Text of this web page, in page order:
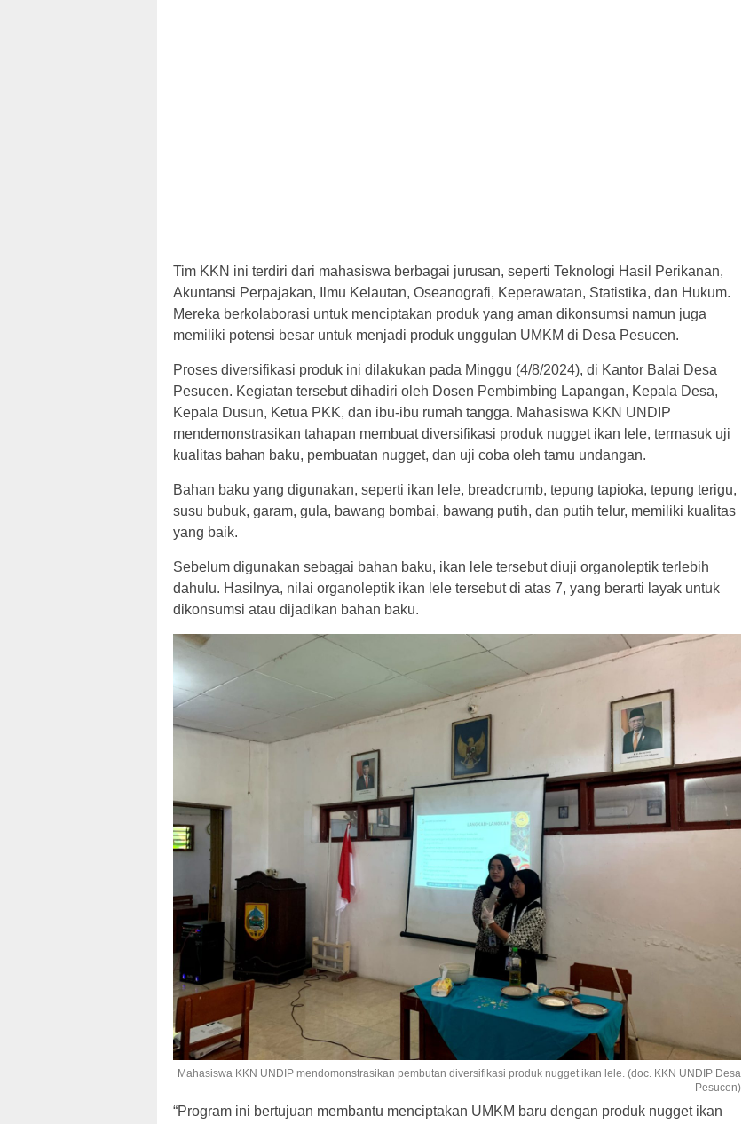
Tim KKN ini terdiri dari mahasiswa berbagai jurusan, seperti Teknologi Hasil Perikanan,
Akuntansi Perpajakan, Ilmu Kelautan, Oseanografi, Keperawatan, Statistika, dan Hukum.
Mereka berkolaborasi untuk menciptakan produk yang aman dikonsumsi namun juga
memiliki potensi besar untuk menjadi produk unggulan UMKM di Desa Pesucen.
Proses diversifikasi produk ini dilakukan pada Minggu (4/8/2024), di Kantor Balai Desa
Pesucen. Kegiatan tersebut dihadiri oleh Dosen Pembimbing Lapangan, Kepala Desa,
Kepala Dusun, Ketua PKK, dan ibu-ibu rumah tangga. Mahasiswa KKN UNDIP
mendemonstrasikan tahapan membuat diversifikasi produk nugget ikan lele, termasuk uji
kualitas bahan baku, pembuatan nugget, dan uji coba oleh tamu undangan.
Bahan baku yang digunakan, seperti ikan lele, breadcrumb, tepung tapioka, tepung terigu,
susu bubuk, garam, gula, bawang bombai, bawang putih, dan putih telur, memiliki kualitas
yang baik.
Sebelum digunakan sebagai bahan baku, ikan lele tersebut diuji organoleptik terlebih
dahulu. Hasilnya, nilai organoleptik ikan lele tersebut di atas 7, yang berarti layak untuk
dikonsumsi atau dijadikan bahan baku.
Mahasiswa KKN UNDIP mendomonstrasikan pembutan diversifikasi produk nugget ikan lele. (doc. KKN UNDIP Desa
Pesucen)
“Program ini bertujuan membantu menciptakan UMKM baru dengan produk nugget ikan